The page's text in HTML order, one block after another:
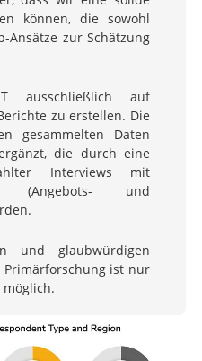
können, die sowohl
Ansätze zur Schätzung
ausschließlich auf
zu erstellen. Die
gesammelten Daten
die durch eine
Interviews mit
(Angebots- und
und glaubwürdigen
ist nur